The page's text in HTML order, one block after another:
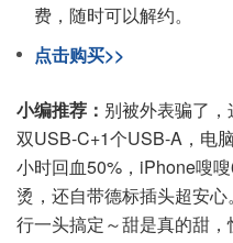
费，随时可以解约。
点击购买>>
小编推荐： 别被外表骗了，
双USB-C+1个USB-A，电
小时回血50%，iPhone嗖
烫，还自带德标插头超安
行一头搞定～甜是真的甜，